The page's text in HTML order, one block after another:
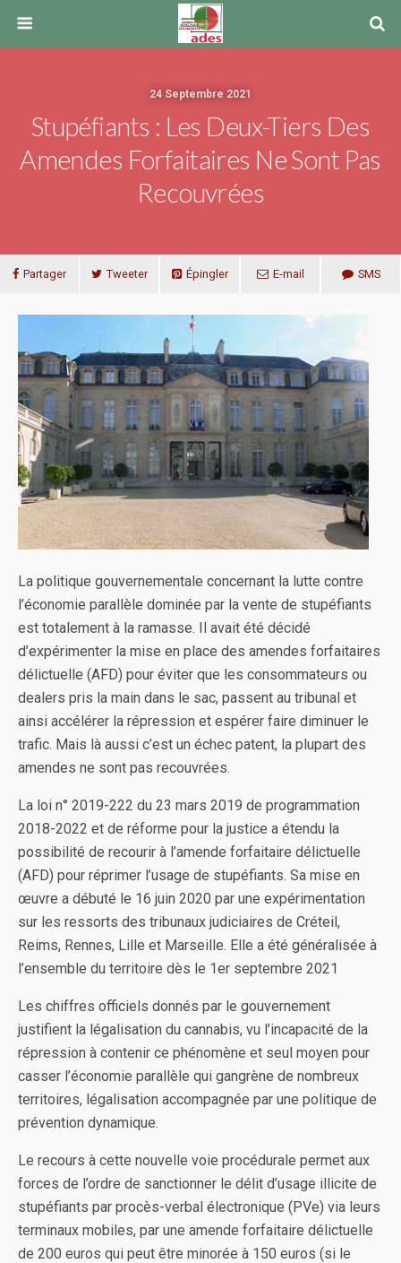
24 Septembre 2021
Stupéfiants : Les Deux-Tiers Des
Amendes Forfaitaires Ne Sont Pas
Recouvrées
Partager Tweeter Épingler E-mail SMS
La politique gouvernementale concernant la lutte contre
l’économie parallèle dominée par la vente de stupéfiants
est totalement à la ramasse. Il avait été décidé
d’expérimenter la mise en place des amendes forfaitaires
délictuelle (AFD) pour éviter que les consommateurs ou
dealers pris la main dans le sac, passent au tribunal et
ainsi accélérer la répression et espérer faire diminuer le
trafic. Mais là aussi c’est un échec patent, la plupart des
amendes ne sont pas recouvrées.
La loi n° 2019-222 du 23 mars 2019 de programmation
2018-2022 et de réforme pour la justice a étendu la
possibilité de recourir à l’amende forfaitaire délictuelle
(AFD) pour réprimer l’usage de stupéfiants. Sa mise en
œuvre a débuté le 16 juin 2020 par une expérimentation
sur les ressorts des tribunaux judiciaires de Créteil,
Reims, Rennes, Lille et Marseille. Elle a été généralisée à
l’ensemble du territoire dès le 1er septembre 2021
Les chiffres officiels donnés par le gouvernement
justifient la légalisation du cannabis, vu l’incapacité de la
répression à contenir ce phénomène et seul moyen pour
casser l’économie parallèle qui gangrène de nombreux
territoires, légalisation accompagnée par une politique de
prévention dynamique.
Le recours à cette nouvelle voie procédurale permet aux
forces de l’ordre de sanctionner le délit d’usage illicite de
stupéfiants par procès-verbal électronique (PVe) via leurs
terminaux mobiles, par une amende forfaitaire délictuelle
de 200 euros qui peut être minorée à 150 euros (si le